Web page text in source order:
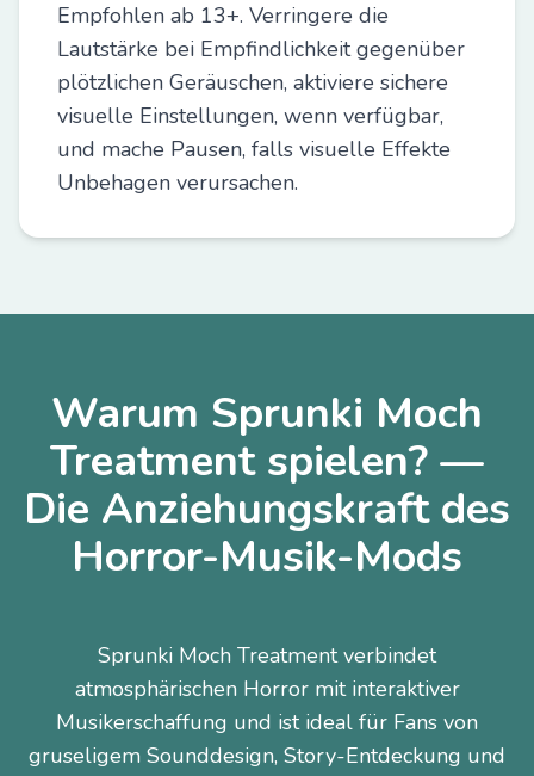
Empfohlen ab 13+. Verringere die
Lautstärke bei Empfindlichkeit gegenüber
plötzlichen Geräuschen, aktiviere sichere
visuelle Einstellungen, wenn verfügbar,
und mache Pausen, falls visuelle Effekte
Unbehagen verursachen.
Warum Sprunki Moch
Treatment spielen? —
Die Anziehungskraft des
Horror-Musik-Mods
Sprunki Moch Treatment verbindet
atmosphärischen Horror mit interaktiver
Musikerschaffung und ist ideal für Fans von
gruseligem Sounddesign, Story-Entdeckung und